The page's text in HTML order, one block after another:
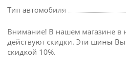
Тип автомобиля
Внимание! В нашем магазине в
действуют скидки. Эти шины
скидкой 10%.